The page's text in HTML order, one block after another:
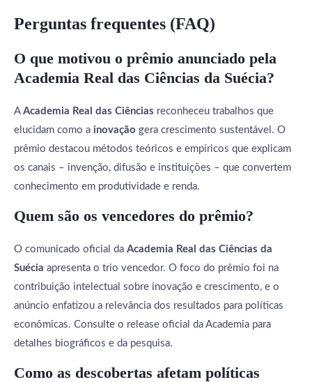
Perguntas frequentes (FAQ)
O que motivou o prêmio anunciado pela
Academia Real das Ciências da Suécia?
A Academia Real das Ciências reconheceu trabalhos que
elucidam como a inovação gera crescimento sustentável. O
prêmio destacou métodos teóricos e empíricos que explicam
os canais – invenção, difusão e instituições – que convertem
conhecimento em produtividade e renda.
Quem são os vencedores do prêmio?
O comunicado oficial da Academia Real das Ciências da
Suécia apresenta o trio vencedor. O foco do prêmio foi na
contribuição intelectual sobre inovação e crescimento, e o
anúncio enfatizou a relevância dos resultados para políticas
econômicas. Consulte o release oficial da Academia para
detalhes biográficos e da pesquisa.
Como as descobertas afetam políticas